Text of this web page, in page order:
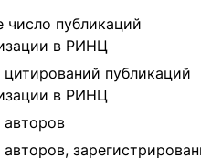
число публикаций
в РИНЦ
публикаций
в РИНЦ
авторов